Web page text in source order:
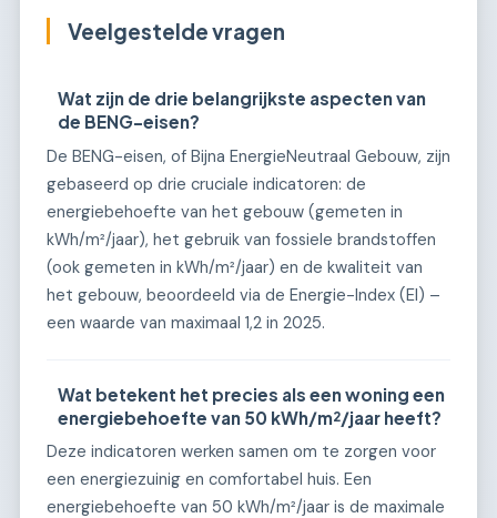
Veelgestelde vragen
Wat zijn de drie belangrijkste aspecten van
de BENG-eisen?
De BENG-eisen, of Bijna EnergieNeutraal Gebouw, zijn
gebaseerd op drie cruciale indicatoren: de
energiebehoefte van het gebouw (gemeten in
kWh/m²/jaar), het gebruik van fossiele brandstoffen
(ook gemeten in kWh/m²/jaar) en de kwaliteit van
het gebouw, beoordeeld via de Energie-Index (EI) –
een waarde van maximaal 1,2 in 2025.
Wat betekent het precies als een woning een
energiebehoefte van 50 kWh/m²/jaar heeft?
Deze indicatoren werken samen om te zorgen voor
een energiezuinig en comfortabel huis. Een
energiebehoefte van 50 kWh/m²/jaar is de maximale